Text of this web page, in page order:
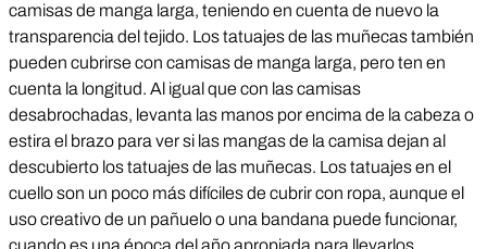
camisas de manga larga, teniendo en cuenta de nuevo la
transparencia del tejido. Los tatuajes de las muñecas también
pueden cubrirse con camisas de manga larga, pero ten en
cuenta la longitud. Al igual que con las camisas
desabrochadas, levanta las manos por encima de la cabeza o
estira el brazo para ver si las mangas de la camisa dejan al
descubierto los tatuajes de las muñecas. Los tatuajes en el
cuello son un poco más difíciles de cubrir con ropa, aunque el
uso creativo de un pañuelo o una bandana puede funcionar,
cuando es una época del año apropiada para llevarlos.